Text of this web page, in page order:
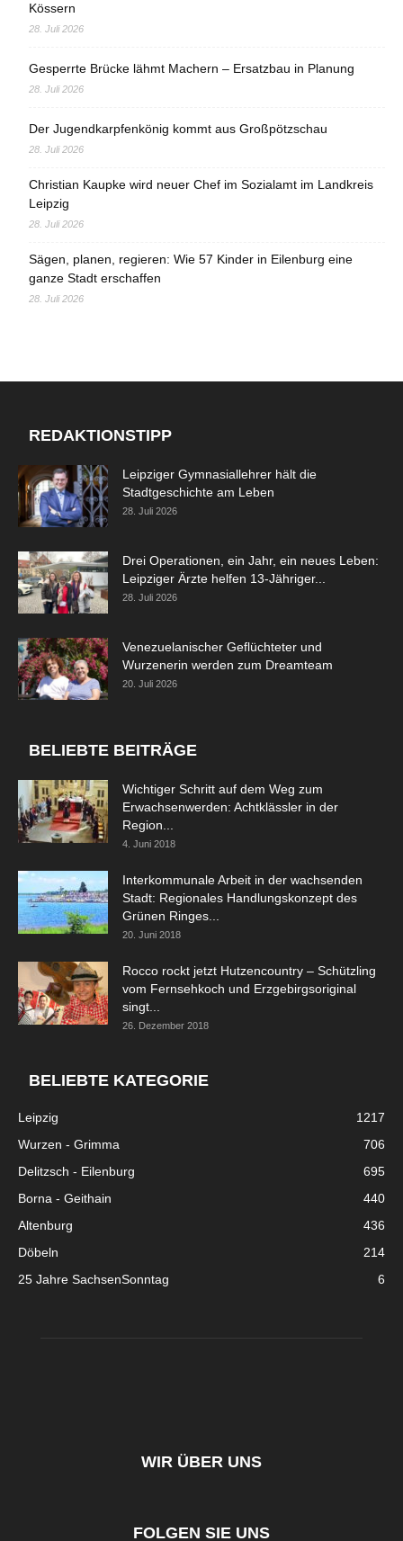
Kössern
28. Juli 2026
Gesperrte Brücke lähmt Machern – Ersatzbau in Planung
28. Juli 2026
Der Jugendkarpfenkönig kommt aus Großpötzschau
28. Juli 2026
Christian Kaupke wird neuer Chef im Sozialamt im Landkreis
Leipzig
28. Juli 2026
Sägen, planen, regieren: Wie 57 Kinder in Eilenburg eine
ganze Stadt erschaffen
28. Juli 2026
REDAKTIONSTIPP
Leipziger Gymnasiallehrer hält die
Stadtgeschichte am Leben
28. Juli 2026
Drei Operationen, ein Jahr, ein neues Leben:
Leipziger Ärzte helfen 13-Jähriger...
28. Juli 2026
Venezuelanischer Geflüchteter und
Wurzenerin werden zum Dreamteam
20. Juli 2026
BELIEBTE BEITRÄGE
Wichtiger Schritt auf dem Weg zum
Erwachsenwerden: Achtklässler in der
Region...
4. Juni 2018
Interkommunale Arbeit in der wachsenden
Stadt: Regionales Handlungskonzept des
Grünen Ringes...
20. Juni 2018
Rocco rockt jetzt Hutzencountry – Schützling
vom Fernsehkoch und Erzgebirgsoriginal
singt...
26. Dezember 2018
BELIEBTE KATEGORIE
Leipzig
1217
Wurzen - Grimma
706
Delitzsch - Eilenburg
695
Borna - Geithain
440
Altenburg
436
Döbeln
214
25 Jahre SachsenSonntag
6
WIR ÜBER UNS
FOLGEN SIE UNS